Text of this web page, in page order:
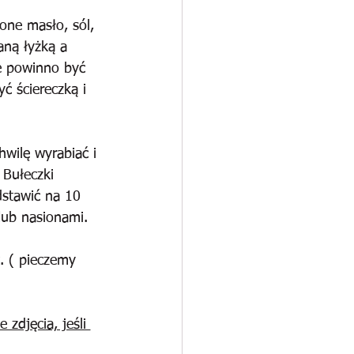
masło, sól,
łyżką a
powinno być
ściereczką i
wyrabiać i
na 10
nasionami.
( pieczemy
zdjęcia, jeśli